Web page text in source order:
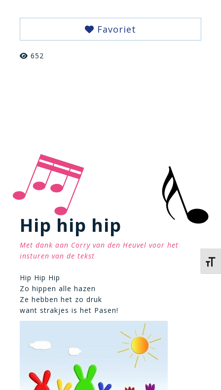
Favoriet
652
Hip hip hip
Met dank aan Corry van den Heuvel voor het
insturen van de tekst
Hip Hip Hip
Zo hippen alle hazen
Ze hebben het zo druk
want strakjes is het Pasen!